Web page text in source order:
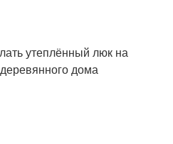
утеплённый люк на
дома